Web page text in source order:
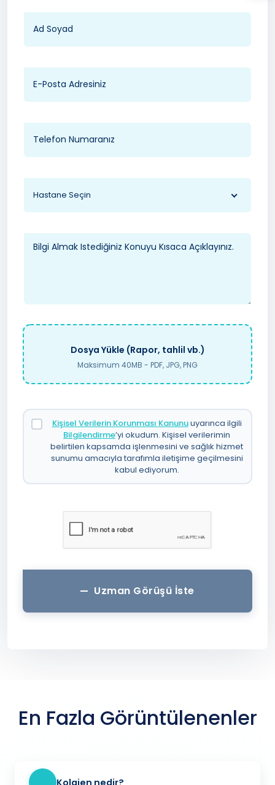
Hastane Seçin
Dosya Yükle (Rapor, tahlil vb.)
Maksimum 40MB - PDF, JPG, PNG
Kişisel Verilerin Korunması Kanunuuyarınca ilgili
Bilgilendirme’yi okudum. Kişisel verilerimin
belirtilen kapsamda işlenmesini ve sağlık hizmet
sunumu amacıyla tarafımla iletişime geçilmesini
kabul ediyorum.
Uzman Görüşü İste
En Fazla Görüntülenenler
Kolajen nedir?